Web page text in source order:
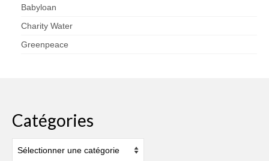
Babyloan
Charity Water
Greenpeace
Catégories